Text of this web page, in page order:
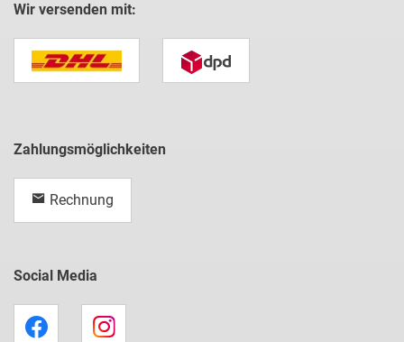
Wir versenden mit:
Zahlungsmöglichkeiten
Rechnung
Social Media